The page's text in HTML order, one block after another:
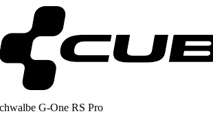
G-One RS Pro